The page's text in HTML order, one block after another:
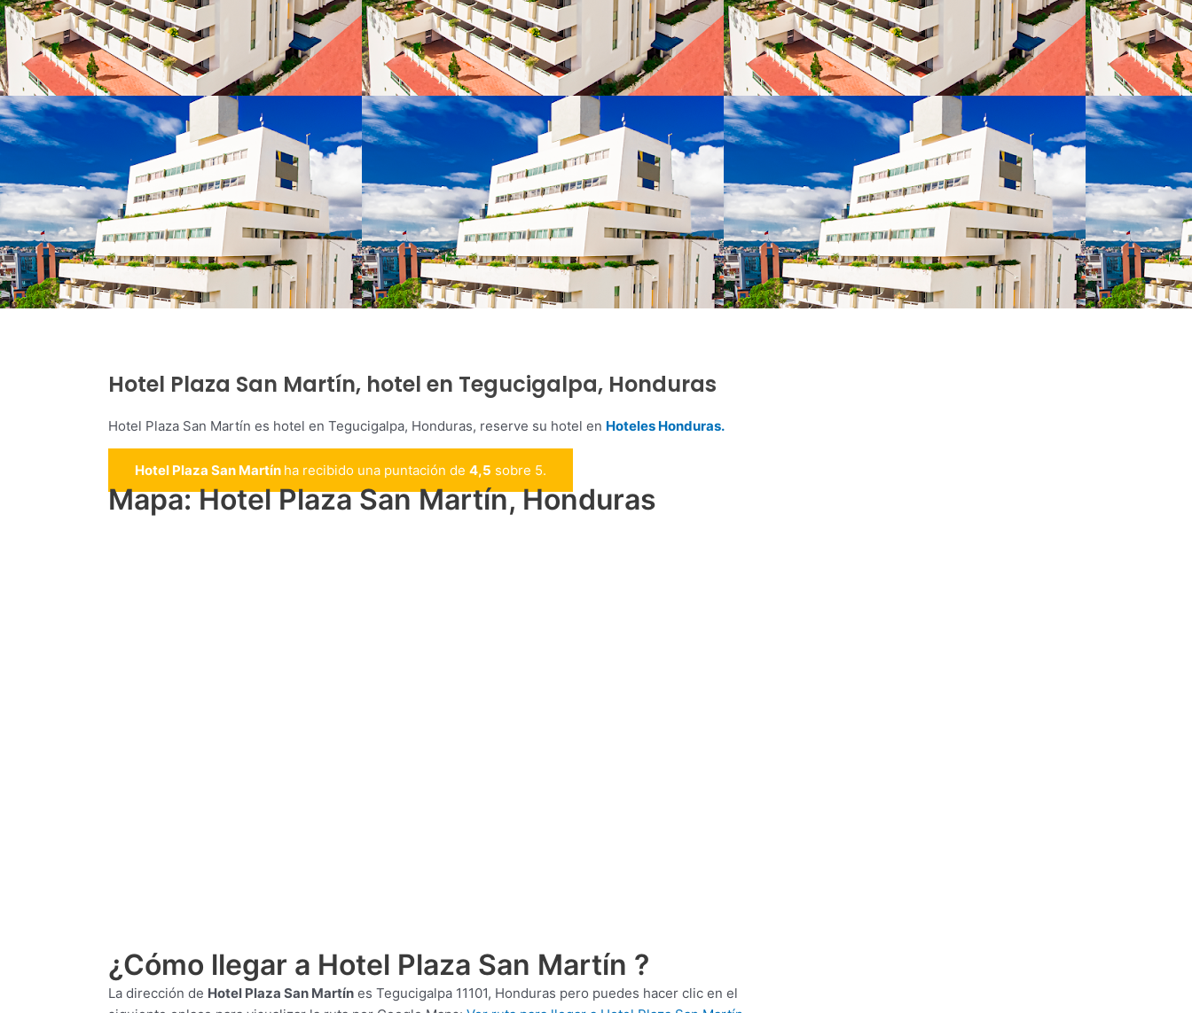
Hotel Plaza San Martín, hotel en Tegucigalpa, Honduras
Hotel Plaza San Martín es hotel en Tegucigalpa, Honduras, reserve su hotel en Hoteles Honduras.
Hotel Plaza San Martín ha recibido una puntación de 4,5 sobre 5.
Mapa: Hotel Plaza San Martín, Honduras
¿Cómo llegar a Hotel Plaza San Martín ?
La dirección de Hotel Plaza San Martín es Tegucigalpa 11101, Honduras pero puedes hacer clic en el